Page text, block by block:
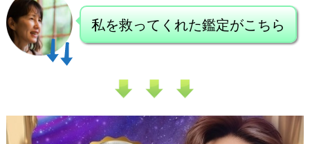
私を救ってくれた鑑定がこちら